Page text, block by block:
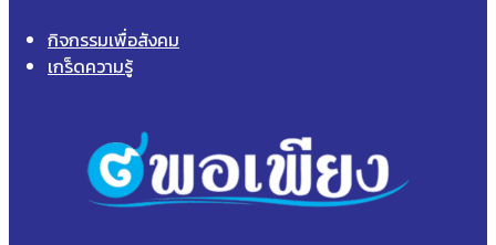
กิจกรรมเพื่อสังคม
เกร็ดความรู้